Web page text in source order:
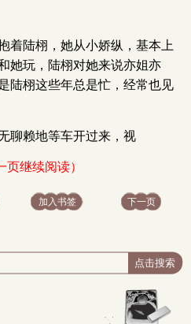
着陆栩，她从小娇纵，基本上
她玩，陆栩对她来说亦姐亦
陆栩这些年总是忙，经常也见
聊赖地等车开过来，视
继续阅读）
加入书签 下一页